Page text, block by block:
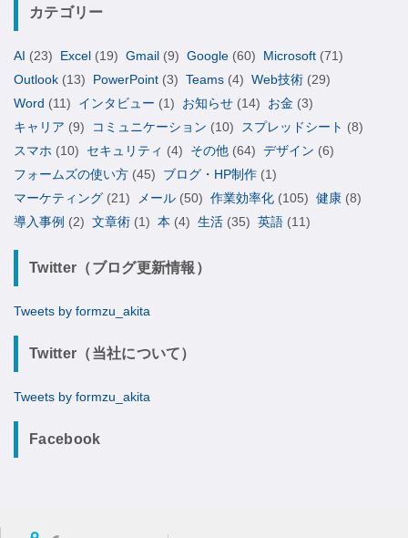
カテゴリー
AI (23) Excel (19) Gmail (9) Google (60) Microsoft (71)
Outlook (13) PowerPoint (3) Teams (4) Web技術 (29)
Word (11) インタビュー (1) お知らせ (14) お金 (3)
キャリア (9) コミュニケーション (10) スプレッドシート (8)
スマホ (10) セキュリティ (4) その他 (64) デザイン (6)
フォームズの使い方 (45) ブログ・HP制作 (1)
マーケティング (21) メール (50) 作業効率化 (105) 健康 (8)
導入事例 (2) 文章術 (1) 本 (4) 生活 (35) 英語 (11)
Twitter（ブログ更新情報）
Tweets by formzu_akita
Twitter（当社について）
Tweets by formzu_akita
Facebook